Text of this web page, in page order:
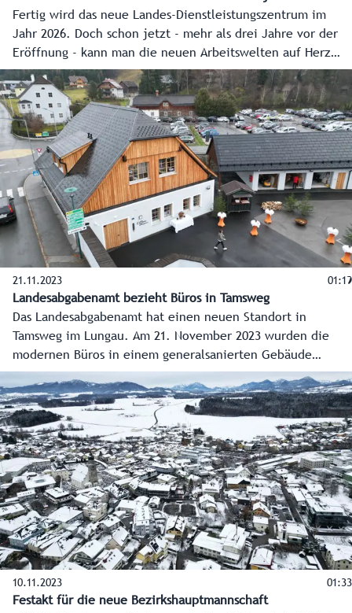
Fertig wird das neue Landes-Dienstleistungszentrum im
Jahr 2026. Doch schon jetzt - mehr als drei Jahre vor der
Eröffnung - kann man die neuen Arbeitswelten auf Herz
und Nieren testen. Dafür wurden extra Testflächen im
Salzburger Airportcenter eingerichtet, wo sich die
Mitarbeiterinnen und Mitarbeiter des Landes abwechselnd
ein Bild machen können - indem sie dort arbeiten,
Erfahrungen sammeln und Feedback geben.
21.11.2023 01:19
Landesabgabenamt bezieht Büros in Tamsweg
Das Landesabgabenamt hat einen neuen Standort in
Tamsweg im Lungau. Am 21. November 2023 wurden die
modernen Büros in einem generalsanierten Gebäude
unmittelbar neben der Bezirkshauptmannschaft Tamsweg
eröffnet. Mit dem Amt übersiedeln auch hochwertige Jobs
in den Lungau.
10.11.2023 01:33
Festakt für die neue Bezirkshauptmannschaft